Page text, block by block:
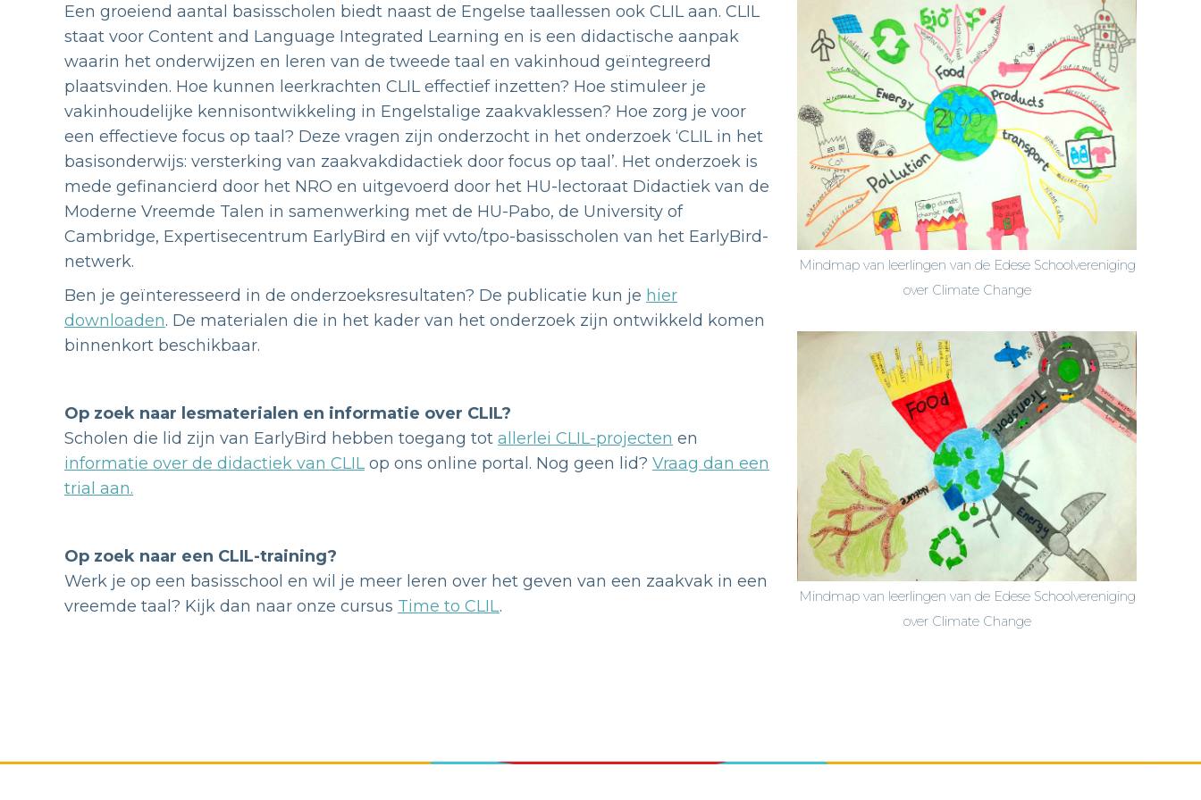
Een groeiend aantal basisscholen biedt naast de Engelse taallessen ook CLIL aan. CLIL
staat voor Content and Language Integrated Learning en is een didactische aanpak
waarin het onderwijzen en leren van de tweede taal en vakinhoud geïntegreerd
plaatsvinden. Hoe kunnen leerkrachten CLIL effectief inzetten? Hoe stimuleer je
vakinhoudelijke kennisontwikkeling in Engelstalige zaakvaklessen? Hoe zorg je voor
een effectieve focus op taal? Deze vragen zijn onderzocht in het onderzoek ‘CLIL in het
basisonderwijs: versterking van zaakvakdidactiek door focus op taal’. Het onderzoek is
mede gefinancierd door het NRO en uitgevoerd door het HU-lectoraat Didactiek van de
Moderne Vreemde Talen in samenwerking met de HU-Pabo, de University of
Cambridge, Expertisecentrum EarlyBird en vijf vvto/tpo-basisscholen van het EarlyBird-
netwerk.
Ben je geïnteresseerd in de onderzoeksresultaten? De publicatie kun je hier
downloaden. De materialen die in het kader van het onderzoek zijn ontwikkeld komen
binnenkort beschikbaar.
Op zoek naar lesmaterialen en informatie over CLIL?
Scholen die lid zijn van EarlyBird hebben toegang tot allerlei CLIL-projecten en
informatie over de didactiek van CLIL op ons online portal. Nog geen lid? Vraag dan een
trial aan.
Op zoek naar een CLIL-training?
Werk je op een basisschool en wil je meer leren over het geven van een zaakvak in een
vreemde taal? Kijk dan naar onze cursus Time to CLIL.
Mindmap van leerlingen van de Edese Schoolvereniging
over Climate Change
Mindmap van leerlingen van de Edese Schoolvereniging
over Climate Change